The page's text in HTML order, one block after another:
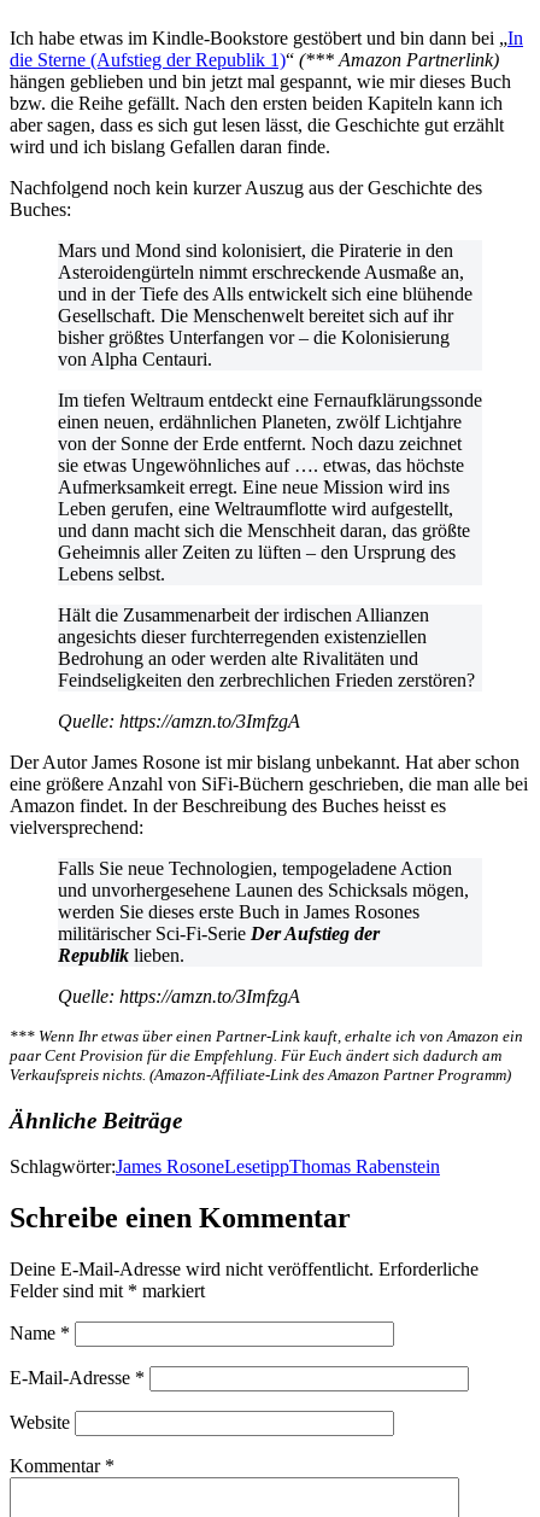
Ich habe etwas im Kindle-Bookstore gestöbert und bin dann bei „In
die Sterne (Aufstieg der Republik 1)“ (*** Amazon Partnerlink)
hängen geblieben und bin jetzt mal gespannt, wie mir dieses Buch
bzw. die Reihe gefällt. Nach den ersten beiden Kapiteln kann ich
aber sagen, dass es sich gut lesen lässt, die Geschichte gut erzählt
wird und ich bislang Gefallen daran finde.
Nachfolgend noch kein kurzer Auszug aus der Geschichte des
Buches:
Mars und Mond sind kolonisiert, die Piraterie in den
Asteroidengürteln nimmt erschreckende Ausmaße an,
und in der Tiefe des Alls entwickelt sich eine blühende
Gesellschaft. Die Menschenwelt bereitet sich auf ihr
bisher größtes Unterfangen vor – die Kolonisierung
von Alpha Centauri.
Im tiefen Weltraum entdeckt eine Fernaufklärungssonde
einen neuen, erdähnlichen Planeten, zwölf Lichtjahre
von der Sonne der Erde entfernt. Noch dazu zeichnet
sie etwas Ungewöhnliches auf …. etwas, das höchste
Aufmerksamkeit erregt. Eine neue Mission wird ins
Leben gerufen, eine Weltraumflotte wird aufgestellt,
und dann macht sich die Menschheit daran, das größte
Geheimnis aller Zeiten zu lüften – den Ursprung des
Lebens selbst.
Hält die Zusammenarbeit der irdischen Allianzen
angesichts dieser furchterregenden existenziellen
Bedrohung an oder werden alte Rivalitäten und
Feindseligkeiten den zerbrechlichen Frieden zerstören?
Quelle: https://amzn.to/3ImfzgA
Der Autor James Rosone ist mir bislang unbekannt. Hat aber schon
eine größere Anzahl von SiFi-Büchern geschrieben, die man alle bei
Amazon findet. In der Beschreibung des Buches heisst es
vielversprechend:
Falls Sie neue Technologien, tempogeladene Action
und unvorhergesehene Launen des Schicksals mögen,
werden Sie dieses erste Buch in James Rosones
militärischer Sci-Fi-Serie Der Aufstieg der
Republik lieben.
Quelle: https://amzn.to/3ImfzgA
*** Wenn Ihr etwas über einen Partner-Link kauft, erhalte ich von Amazon ein
paar Cent Provision für die Empfehlung. Für Euch ändert sich dadurch am
Verkaufspreis nichts. (Amazon-Affiliate-Link des Amazon Partner Programm)
Ähnliche Beiträge
Schlagwörter:James RosoneLesetippThomas Rabenstein
Schreibe einen Kommentar
Deine E-Mail-Adresse wird nicht veröffentlicht. Erforderliche
Felder sind mit * markiert
Name *
E-Mail-Adresse *
Website
Kommentar *